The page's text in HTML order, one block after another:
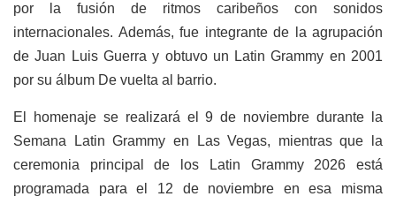
por la fusión de ritmos caribeños con sonidos
internacionales. Además, fue integrante de la agrupación
de Juan Luis Guerra y obtuvo un Latin Grammy en 2001
por su álbum De vuelta al barrio.
El homenaje se realizará el 9 de noviembre durante la
Semana Latin Grammy en Las Vegas, mientras que la
ceremonia principal de los Latin Grammy 2026 está
programada para el 12 de noviembre en esa misma